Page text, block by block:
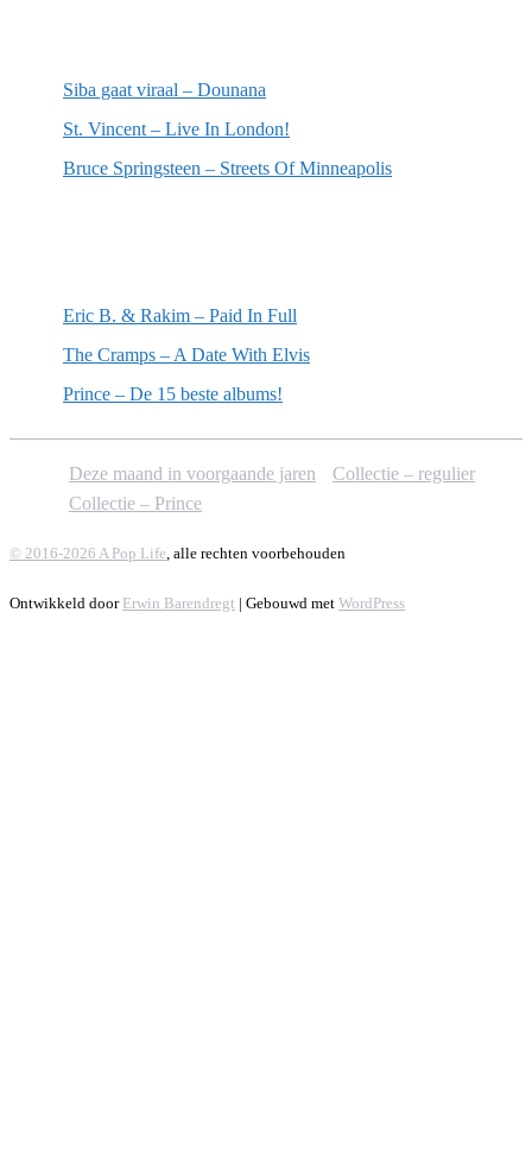
Siba gaat viraal – Dounana
St. Vincent – Live In London!
Bruce Springsteen – Streets Of Minneapolis
Eric B. & Rakim – Paid In Full
The Cramps – A Date With Elvis
Prince – De 15 beste albums!
Deze maand in voorgaande jaren
Collectie – regulier
Collectie – Prince
© 2016-2026 A Pop Life, alle rechten voorbehouden
Ontwikkeld door Erwin Barendregt | Gebouwd met WordPress